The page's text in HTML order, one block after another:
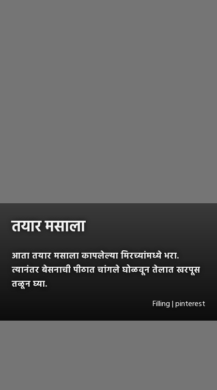
तयार मसाला
आता तयार मसाला कापलेल्या मिरच्यांमध्ये भरा.
त्यानंतर बेसनाची पीठात चांगले घोळवून तेलात खरपूस
तळून घ्या.
Filling | pinterest